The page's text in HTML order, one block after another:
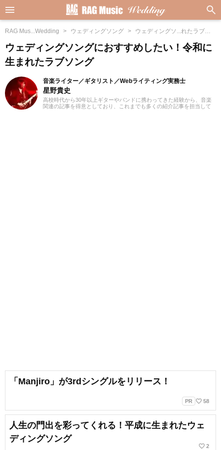
RAG Mus...Wedding ウェディングソング
ウェディングソ...れたラブソ
ング
ウェディングソングにおすすめしたい！令和に
生まれたラブソング
音楽ライター／ギタリスト／Webライティング実務士
星野貴史
高校時代から30年以上ギターやバンドに携わってきた経験から、音楽
関連の記事を得意としており、これまでも多くの紹介記事を担当して
「Manjiro」が3rdシングルをリリース！
PR favorite_border 58
人生の門出を彩ってくれる！平成に生まれたウェ
ディングソング
favorite_border 2